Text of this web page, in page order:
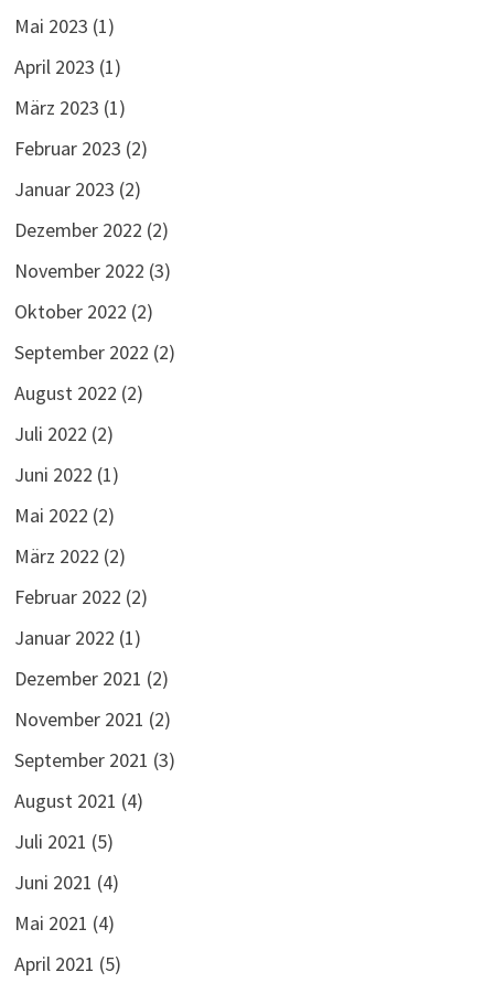
Mai 2023 (1)
April 2023 (1)
März 2023 (1)
Februar 2023 (2)
Januar 2023 (2)
Dezember 2022 (2)
November 2022 (3)
Oktober 2022 (2)
September 2022 (2)
August 2022 (2)
Juli 2022 (2)
Juni 2022 (1)
Mai 2022 (2)
März 2022 (2)
Februar 2022 (2)
Januar 2022 (1)
Dezember 2021 (2)
November 2021 (2)
September 2021 (3)
August 2021 (4)
Juli 2021 (5)
Juni 2021 (4)
Mai 2021 (4)
April 2021 (5)